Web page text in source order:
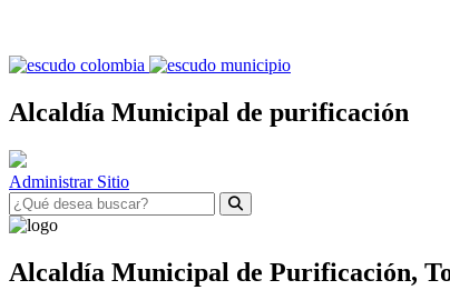
Alcaldía Municipal de purificación
Administrar Sitio
Alcaldía Municipal de Purificación,